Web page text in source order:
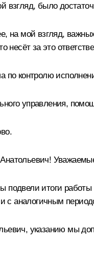
взгляд, было
на мой взгляд,
несёт за это
по контролю
управления,
итоги работы
с аналогичным
указанию мы